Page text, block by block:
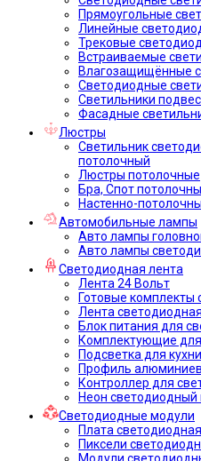
Прямоугольные
Линейные
Трековые
Встраиваемые
Влагозащищённые
Светодиодные
Светильники
Фасадные
Люстры
Светильник
потолочный
Люстры потолочные
Бра, Спот
Настенно-
Автомобильные лампы
Авто лампы
Авто лампы
Светодиодная лента
Лента 24 Вольт
Готовые комплекты
Лента
Блок питания для
Комплектующие
Подсветка для кухни
Профиль
Контроллер для
Неон светодиодный
Светодиодные модули
Плата
Пиксели
Модули